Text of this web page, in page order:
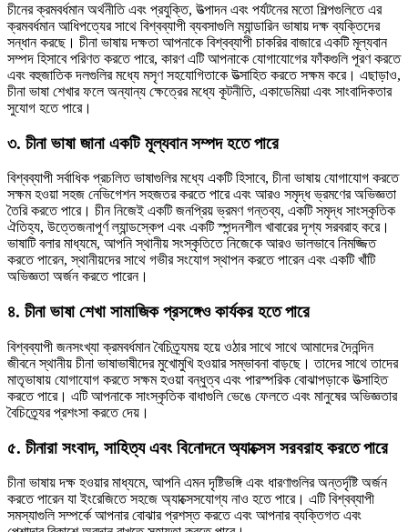
চীনের ক্রমবর্ধমান অর্থনীতি এবং প্রযুক্তি, উত্পাদন এবং পর্যটনের মতো শিল্পগুলিতে এর
ক্রমবর্ধমান আধিপত্যের সাথে বিশ্বব্যাপী ব্যবসাগুলি ম্যান্ডারিন ভাষায় দক্ষ ব্যক্তিদের
সন্ধান করছে। চীনা ভাষায় দক্ষতা আপনাকে বিশ্বব্যাপী চাকরির বাজারে একটি মূল্যবান
সম্পদ হিসাবে পরিণত করতে পারে, কারণ এটি আপনাকে যোগাযোগের ফাঁকগুলি পূরণ করতে
এবং বহুজাতিক দলগুলির মধ্যে মসৃণ সহযোগিতাকে উত্সাহিত করতে সক্ষম করে। এছাড়াও,
চীনা ভাষা শেখার ফলে অন্যান্য ক্ষেত্রের মধ্যে কূটনীতি, একাডেমিয়া এবং সাংবাদিকতার
সুযোগ হতে পারে।
৩. চীনা ভাষা জানা একটি মূল্যবান সম্পদ হতে পারে
বিশ্বব্যাপী সর্বাধিক প্রচলিত ভাষাগুলির মধ্যে একটি হিসাবে, চীনা ভাষায় যোগাযোগ করতে
সক্ষম হওয়া সহজ নেভিগেশন সহজতর করতে পারে এবং আরও সমৃদ্ধ ভ্রমণের অভিজ্ঞতা
তৈরি করতে পারে। চীন নিজেই একটি জনপ্রিয় ভ্রমণ গন্তব্য, একটি সমৃদ্ধ সাংস্কৃতিক
ঐতিহ্য, উত্তেজনাপূর্ণ ল্যান্ডস্কেপ এবং একটি স্পন্দনশীল খাবারের দৃশ্য সরবরাহ করে।
ভাষাটি বলার মাধ্যমে, আপনি স্থানীয় সংস্কৃতিতে নিজেকে আরও ভালভাবে নিমজ্জিত
করতে পারেন, স্থানীয়দের সাথে গভীর সংযোগ স্থাপন করতে পারেন এবং একটি খাঁটি
অভিজ্ঞতা অর্জন করতে পারেন।
৪. চীনা ভাষা শেখা সামাজিক প্রসঙ্গেও কার্যকর হতে পারে
বিশ্বব্যাপী জনসংখ্যা ক্রমবর্ধমান বৈচিত্র্যময় হয়ে ওঠার সাথে সাথে আমাদের দৈনন্দিন
জীবনে স্থানীয় চীনা ভাষাভাষীদের মুখোমুখি হওয়ার সম্ভাবনা বাড়ছে। তাদের সাথে তাদের
মাতৃভাষায় যোগাযোগ করতে সক্ষম হওয়া বন্ধুত্ব এবং পারস্পরিক বোঝাপড়াকে উত্সাহিত
করতে পারে। এটি আপনাকে সাংস্কৃতিক বাধাগুলি ভেঙে ফেলতে এবং মানুষের অভিজ্ঞতার
বৈচিত্র্যের প্রশংসা করতে দেয়।
৫. চীনারা সংবাদ, সাহিত্য এবং বিনোদনে অ্যাক্সেস সরবরাহ করতে পারে
চীনা ভাষায় দক্ষ হওয়ার মাধ্যমে, আপনি এমন দৃষ্টিভঙ্গি এবং ধারণাগুলির অন্তর্দৃষ্টি অর্জন
করতে পারেন যা ইংরেজিতে সহজে অ্যাক্সেসযোগ্য নাও হতে পারে। এটি বিশ্বব্যাপী
সমস্যাগুলি সম্পর্কে আপনার বোঝার প্রশস্ত করতে এবং আপনার ব্যক্তিগত এবং